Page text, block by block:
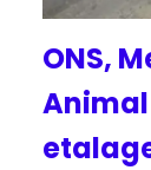
ONS,